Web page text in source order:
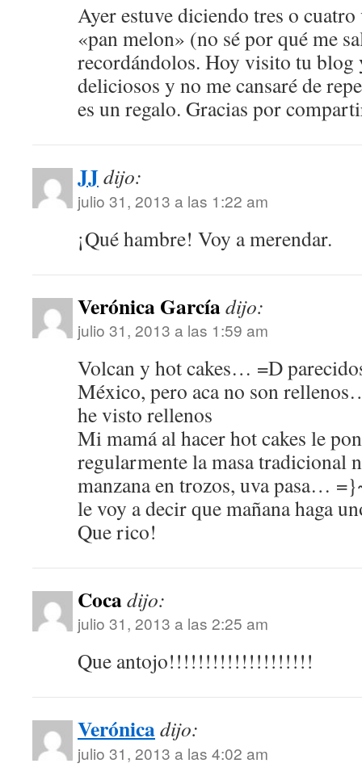
Ayer estuve diciendo tres o
«pan melon» (no sé por qué me
recordándolos. Hoy visito tu blog
deliciosos y no me cansaré de
es un regalo. Gracias por
JJdijo:
julio 31, 2013 a las 1:22 am
¡Qué hambre! Voy a merendar.
Verónica Garcíadijo:
julio 31, 2013 a las 1:59 am
Volcan y hot cakes… =D
México, pero aca no son
he visto rellenos
Mi mamá al hacer hot cakes le
regularmente la masa tradicional
manzana en trozos, uva pasa…
le voy a decir que mañana haga
Que rico!
Cocadijo:
julio 31, 2013 a las 2:25 am
Que antojo!!!!!!!!!!!!!!!!!!!!
Verónicadijo:
julio 31, 2013 a las 4:02 am